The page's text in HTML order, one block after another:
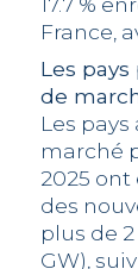
France,
Les
de
Les
marché
2025
des
plus de
GW),